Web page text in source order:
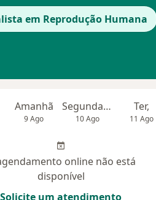
em Reprodução Humana
Amanhã
9 Ago
Segunda-feira
10 Ago
Ter,
11 Ago
online não está
disponível
Solicite um atendimento